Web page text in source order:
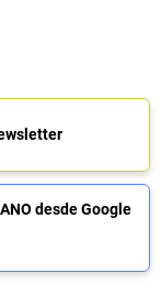
desde Google